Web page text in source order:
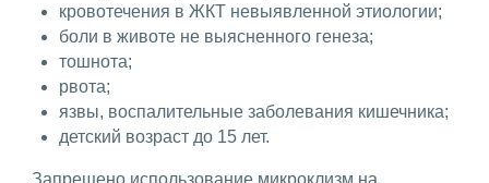
кровотечения в ЖКТ невыявленной этиологии;
боли в животе не выясненного генеза;
тошнота;
рвота;
язвы, воспалительные заболевания кишечника;
детский возраст до 15 лет.
Запрещено использование микроклизм на